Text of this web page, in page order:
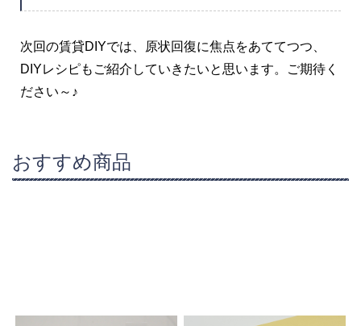
次回の賃貸DIYでは、原状回復に焦点をあててつつ、
DIYレシピもご紹介していきたいと思います。ご期待く
ださい～♪
おすすめ商品